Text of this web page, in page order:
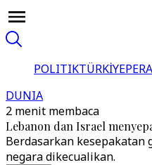
POLITIKTÜRKİYE
DUNIA
2 menit membaca
Lebanon dan Israel
Berdasarkan kesepakatan
negara dikecualikan.